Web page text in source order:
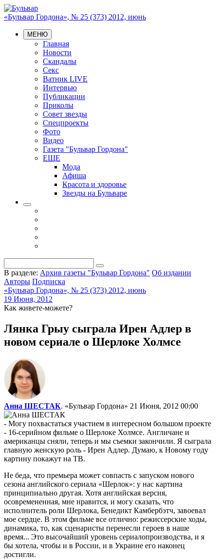
«Бульвар Гордона», № 25 (373) 2012, июнь
МЕНЮ
Главная
Новости
Скандалы
Секс
Ватник LIVE
Интервью
Публикации
Приколы
Совет звезды
Спецпроекты
Фото
Видео
Газета "Бульвар Гордона"
ЕЩЕ
Мода
Афиша
Красота и здоровье
Звезды на Бульваре
В разделе: Архив газеты "Бульвар Гордона" Об издании
Авторы Подписка
«Бульвар Гордона», № 25 (373) 2012, июнь
19 Июня, 2012
Как живете-можете?
Лянка Грыу сыграла Ирен Адлер в
новом сериале о Шерлоке Холмсе
Анна ШЕСТАК. «Бульвар Гордона» 21 Июня, 2012 00:00
- Могу похвастаться участием в интересном большом проекте
- 16-серийном фильме о Шерлоке Холмсе. Англичане и
американцы сняли, теперь и мы съемки закончили. Я сыграла
главную женскую роль - Ирен Адлер. Думаю, к Новому году
картину покажут на ТВ.
Не беда, что премьера может совпасть с запуском нового
сезона английского сериала «Шерлок»: у нас картина
принципиально другая. Хотя английская версия,
осовремененная, мне нравится, и могу сказать, что
исполнитель роли Шерлока, Бенедикт Камбербэтч, завоевал
мое сердце. В этом фильме все отлично: режиссерские ходы,
динамика, то, как сценаристы перенесли героев в наше
время... Это высочайший уровень сериалопроизводства, и я
бы хотела, чтобы и в России, и в Украине его наконец
достигли.